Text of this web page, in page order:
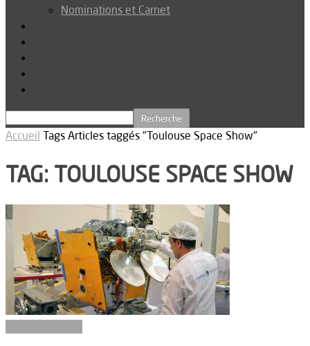
Nominations et Carnet
Accueil Tags Articles taggés "Toulouse Space Show"
TAG: TOULOUSE SPACE SHOW